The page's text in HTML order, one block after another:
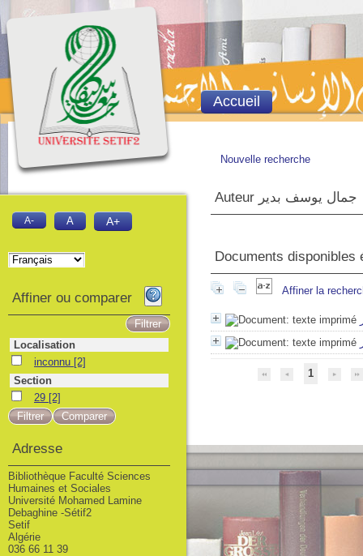
Nouvelle recherche
Auteur جمال يوسف بدير
Documents
Affiner la
1
Accueil
A- A A+
Affiner ou comparer
Localisation
inconnuinconnu [2]
Section
29
29 [2]
Adresse
Bibliothèque Faculté Sciences
Humaines et Sociales
Université Mohamed Lamine
Debaghine -Sétif2
Setif
Algérie
036 66 11 39